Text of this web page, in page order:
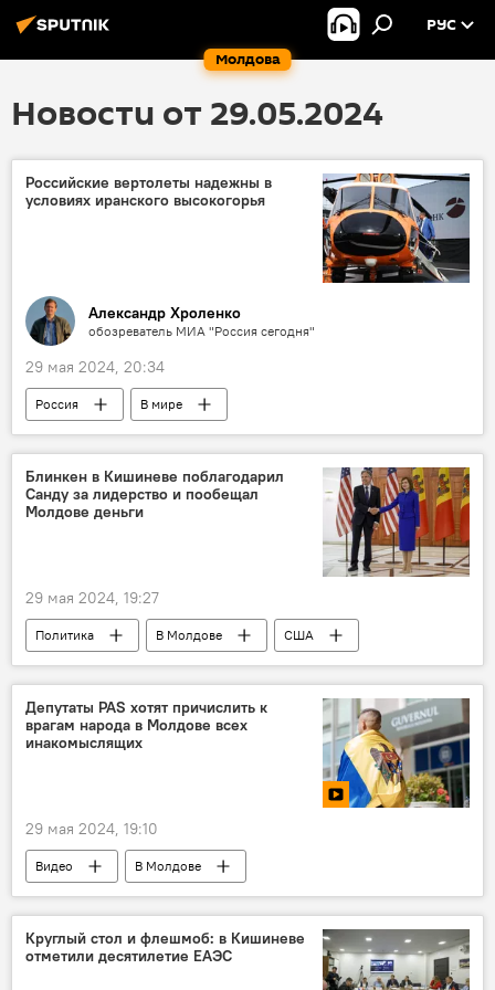
Молдова
РУС
Новости от 29.05.2024
Российские вертолеты надежны в
условиях иранского высокогорья
Александр Хроленко
обозреватель МИА "Россия сегодня"
29 мая 2024, 20:34
Россия В мире
Блинкен в Кишиневе поблагодарил
Санду за лидерство и пообещал
Молдове деньги
29 мая 2024, 19:27
Политика В Молдове
США
Майя Санду
Депутаты PAS хотят причислить к
врагам народа в Молдове всех
инакомыслящих
29 мая 2024, 19:10
Видео В Молдове
Круглый стол и флешмоб: в Кишиневе
отметили десятилетие ЕАЭС